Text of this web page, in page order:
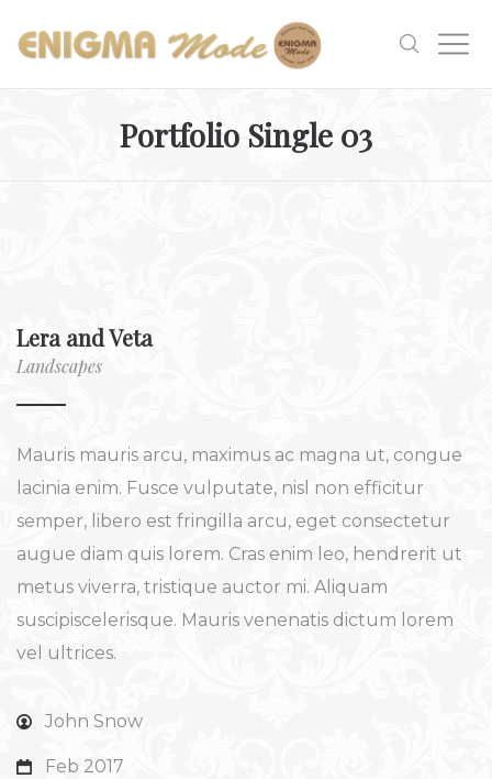
Portfolio Single 03
Lera and Veta
Landscapes
Mauris mauris arcu, maximus ac magna ut, congue
lacinia enim. Fusce vulputate, nisl non efficitur
semper, libero est fringilla arcu, eget consectetur
augue diam quis lorem. Cras enim leo, hendrerit ut
metus viverra, tristique auctor mi. Aliquam
suscipiscelerisque. Mauris venenatis dictum lorem
vel ultrices.
John Snow
Feb 2017